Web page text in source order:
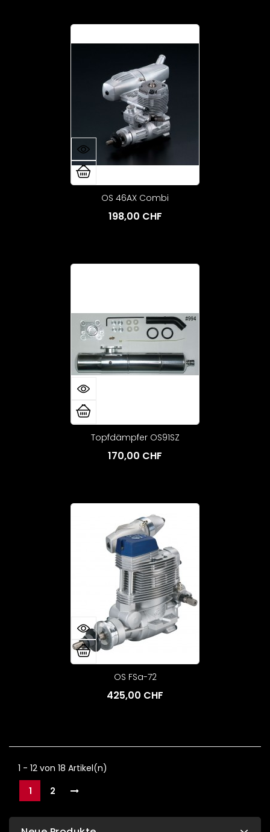
OS 46AX Combi
198,00 CHF
Topfdämpfer OS91SZ
170,00 CHF
OS FSa-72
425,00 CHF
1 - 12 von 18 Artikel(n)
1
2